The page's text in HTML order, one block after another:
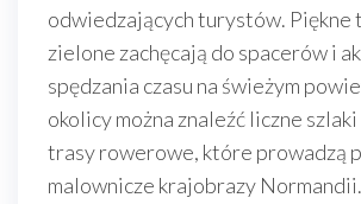
odwiedzających turystów. Piękne
zielone zachęcają do spacerów i
spędzania czasu na świeżym
okolicy można znaleźć liczne
trasy rowerowe, które prowadzą
malownicze krajobrazy Normandii.